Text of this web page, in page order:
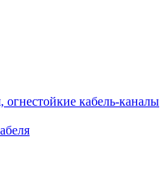
кабель-каналы